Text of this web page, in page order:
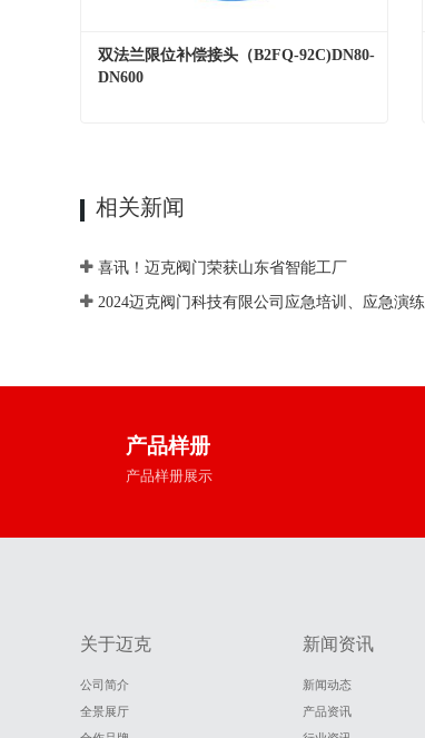
双法兰限位补偿接头（B2FQ-92C)DN80-
DN600
相关新闻
喜讯！迈克阀门荣获山东省智能工厂
2024迈克阀门科技有限公司应急培训、应急演练
产品样册
产品样册展示
关于迈克
公司简介
全景展厅
新闻资讯
新闻动态
产品资讯